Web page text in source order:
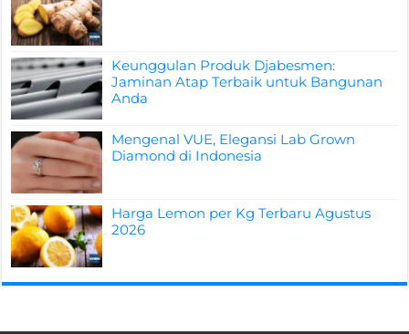
Keunggulan Produk Djabesmen:
Jaminan Atap Terbaik untuk Bangunan
Anda
Mengenal VUE, Elegansi Lab Grown
Diamond di Indonesia
Harga Lemon per Kg Terbaru Agustus
2026